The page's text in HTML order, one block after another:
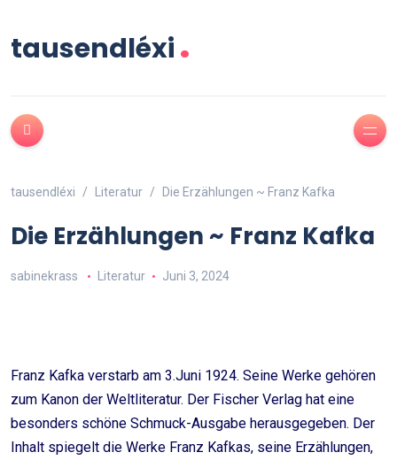
tausendléxi.
tausendléxi Literatur Die Erzählungen ~ Franz Kafka
Die Erzählungen ~ Franz Kafka
sabinekrass Literatur Juni 3, 2024
Franz Kafka verstarb am 3.Juni 1924. Seine Werke gehören
zum Kanon der Weltliteratur. Der Fischer Verlag hat eine
besonders schöne Schmuck-Ausgabe herausgegeben. Der
Inhalt spiegelt die Werke Franz Kafkas, seine Erzählungen,